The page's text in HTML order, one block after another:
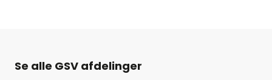
Se alle GSV afdelinger